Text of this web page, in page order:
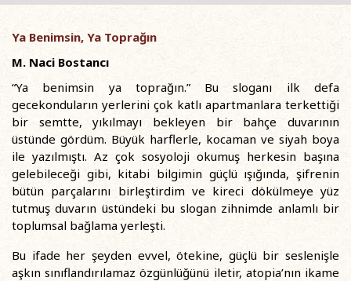
Ya Benimsin, Ya Toprağın
M. Naci Bostancı
“Ya benimsin ya toprağın.” Bu sloganı ilk defa
gecekonduların yerlerini çok katlı apartmanlara terkettiği
bir semtte, yıkılmayı bekleyen bir bahçe duvarının
üstünde gördüm. Büyük harflerle, kocaman ve siyah boya
ile yazılmıştı. Az çok sosyoloji okumuş herkesin başına
gelebileceği gibi, kitabi bilgimin güçlü ışığında, şifrenin
bütün parçalarını birleştirdim ve kireci dökülmeye yüz
tutmuş duvarın üstündeki bu slogan zihnimde anlamlı bir
toplumsal bağlama yerleşti.
Bu ifade her şeyden evvel, ötekine, güçlü bir seslenişle
aşkın sınıflandırılamaz özgünlüğünü iletir, atopia’nın ikame